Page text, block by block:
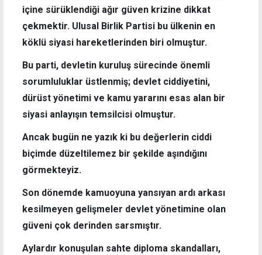
içine sürüklendiği ağır güven krizine dikkat
çekmektir. Ulusal Birlik Partisi bu ülkenin en
köklü siyasi hareketlerinden biri olmuştur.
Bu parti, devletin kuruluş sürecinde önemli
sorumluluklar üstlenmiş; devlet ciddiyetini,
dürüst yönetimi ve kamu yararını esas alan bir
siyasi anlayışın temsilcisi olmuştur.
Ancak bugün ne yazık ki bu değerlerin ciddi
biçimde düzeltilemez bir şekilde aşındığını
görmekteyiz.
Son dönemde kamuoyuna yansıyan ardı arkası
kesilmeyen gelişmeler devlet yönetimine olan
güveni çok derinden sarsmıştır.
Aylardır konuşulan sahte diploma skandalları,